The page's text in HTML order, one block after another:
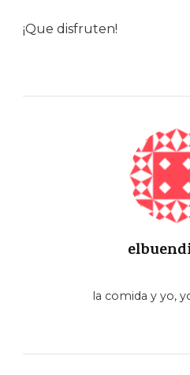
¡Que disfruten!
la comida y yo,